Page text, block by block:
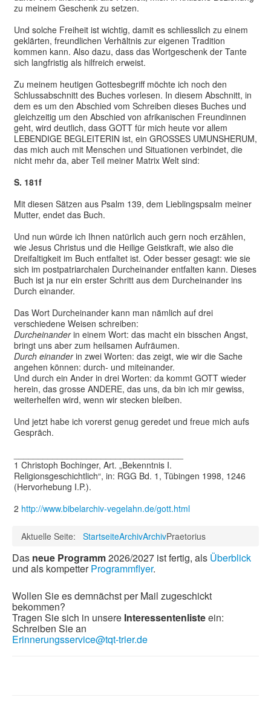
zu meinem Geschenk zu setzen.
Und solche Freiheit ist wichtig, damit es schliesslich zu einem
geklärten, freundlichen Verhältnis zur eigenen Tradition
kommen kann. Also dazu, dass das Wortgeschenk der Tante
sich langfristig als hilfreich erweist.
Zu meinem heutigen Gottesbegriff möchte ich noch den
Schlussabschnitt des Buches vorlesen. In diesem Abschnitt, in
dem es um den Abschied vom Schreiben dieses Buches und
gleichzeitig um den Abschied von afrikanischen Freundinnen
geht, wird deutlich, dass GOTT für mich heute vor allem
LEBENDIGE BEGLEITERIN ist, ein GROSSES UMUNSHERUM,
das mich auch mit Menschen und Situationen verbindet, die
nicht mehr da, aber Teil meiner Matrix Welt sind:
S. 181f
Mit diesen Sätzen aus Psalm 139, dem Lieblingspsalm meiner
Mutter, endet das Buch.
Und nun würde ich Ihnen natürlich auch gern noch erzählen,
wie Jesus Christus und die Heilige Geistkraft, wie also die
Dreifaltigkeit im Buch entfaltet ist. Oder besser gesagt: wie sie
sich im postpatriarchalen Durcheinander entfalten kann. Dieses
Buch ist ja nur ein erster Schritt aus dem Durcheinander ins
Durch einander.
Das Wort Durcheinander kann man nämlich auf drei
verschiedene Weisen schreiben:
Durcheinanderin einem Wort: das macht ein bisschen Angst,
bringt uns aber zum heilsamen Aufräumen.
Durch einanderin zwei Worten: das zeigt, wie wir die Sache
angehen können: durch- und miteinander.
Und durch ein Ander in drei Worten: da kommt GOTT wieder
herein, das grosse ANDERE, das uns, da bin ich mir gewiss,
weiterhelfen wird, wenn wir stecken bleiben.
Und jetzt habe ich vorerst genug geredet und freue mich aufs
Gespräch.
1 Christoph Bochinger, Art. „Bekenntnis I.
Religionsgeschichtlich“, in: RGG Bd. 1, Tübingen 1998, 1246
(Hervorhebung I.P.).
2 http://www.bibelarchiv-vegelahn.de/gott.html
Aktuelle Seite: StartseiteArchivArchivPraetorius
Das neue Programm2026/2027 ist fertig, als Überblick
und als kompetterProgrammflyer.
Wollen Sie es demnächst per Mail zugeschickt
bekommen?
Tragen Sie sich in unsere Interessentenlisteein:
Schreiben Sie an
Erinnerungsservice@tqt-trier.de